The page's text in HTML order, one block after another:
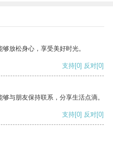
放松身心，享受美好时光。
支持[0] 反对[0]
与朋友保持联系，分享生活点滴。
支持[0] 反对[0]